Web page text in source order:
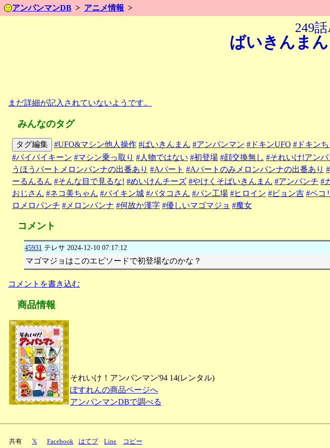
アンパンマンDB アニメ情報
249
ばいきんまん
まだ詳細が記入されていないようです。
みんなのタグ
タグ編集 #UFO&マシン他人操作 #ばいきんまん #アンパンマン #ドキンUFO #ドキン
#バイバイキーン #マシン乗っ取り #人物ではない #初登場 #顔交換無し #それいけ!アン
うほうパートメロンパンナの出番あり #Aパート #Aパートのみメロンパンナの出番あり
ーるんるん #そんな目で見るな! #めいけんチーズ #やけくそばいきんまん #アンパンチ #
おじさん #ネコ美ちゃん #バイキン城 #バタコさん #パン工場 #ヒロイン #ピョン吉 #ペコ
ロメロパンチ #メロンパンナ #何故か漢字 #優しいマゴマジョ #魔女
コメント
45931 テレサ 2024-12-10 07:17:12
マゴマジョはこのエピソードで初登場なのかな？
コメントを書き込む
商品情報
それいけ！アンパンマン'94 14(レンタル)
ぽすれんの商品ページへ
アンパンマンDBで調べる
共有 𝕏 Facebook はてブ Line コピー